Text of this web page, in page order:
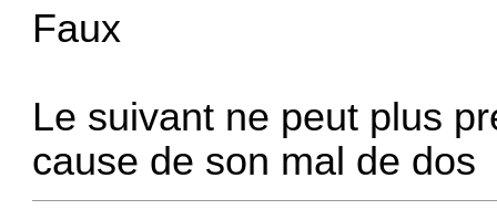
Faux
Le suivant ne peut plus
cause de son mal de dos